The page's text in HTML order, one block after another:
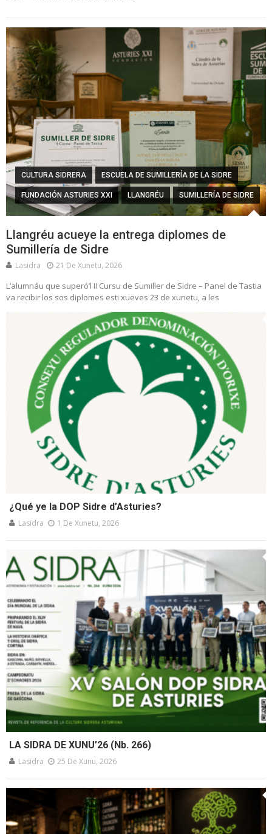
CULTURA SIDRERA ESCUELA DE SUMILLERÍA DE LA SIDRE
FUNDACIÓN ASTURIES XXI LLANGRÉU SUMILLERÍA DE SIDRE
Llangréu acueye la entrega diplomes de
Sumillería de Sidre
Lasidra 21 De Xunetu, 2026
L’alumnáu que superó’l II Cursu de Sumiller de Sidre – Panel de Tastia
va recibir los sos diplomes esti xueves 23 de xunetu, a les
¿Qué ye la DOP Sidre d’Asturies?
Lasidra 1 De Xunetu, 2026
LA SIDRA DE XUNU’26 (Nb. 266)
Lasidra 25 De Xunu, 2026